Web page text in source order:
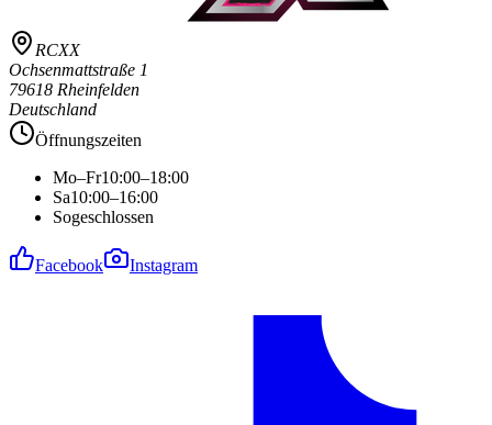
RCXX
Ochsenmattstraße 1
79618 Rheinfelden
Deutschland
Öffnungszeiten
Mo–Fr10:00–18:00
Sa10:00–16:00
Sogeschlossen
Facebook Instagram